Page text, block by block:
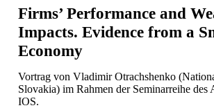
Firms’ Performance and
Impacts. Evidence from a
Economy
Vortrag von Vladimir Otrachshenko
Slovakia) im Rahmen der Seminarreihe
IOS.